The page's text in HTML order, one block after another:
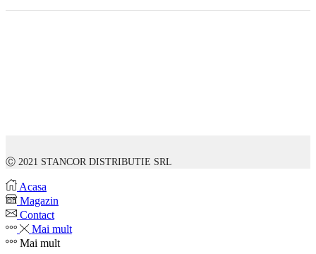
Ⓒ 2021 STANCOR DISTRIBUTIE SRL
Acasa
Magazin
Contact
Mai mult
Mai mult